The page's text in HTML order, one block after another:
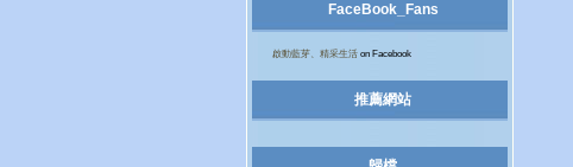
FaceBook_Fans
啟動藍芽、精采生活 on Facebook
推薦網站